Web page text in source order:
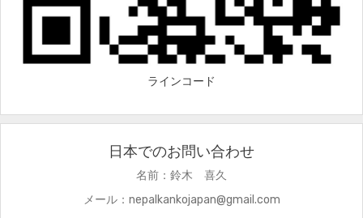
ラインコード
日本でのお問い合わせ
名前：鈴木 喜久
メール：nepalkankojapan@gmail.com